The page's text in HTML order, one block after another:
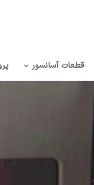
قطعات آسانسور